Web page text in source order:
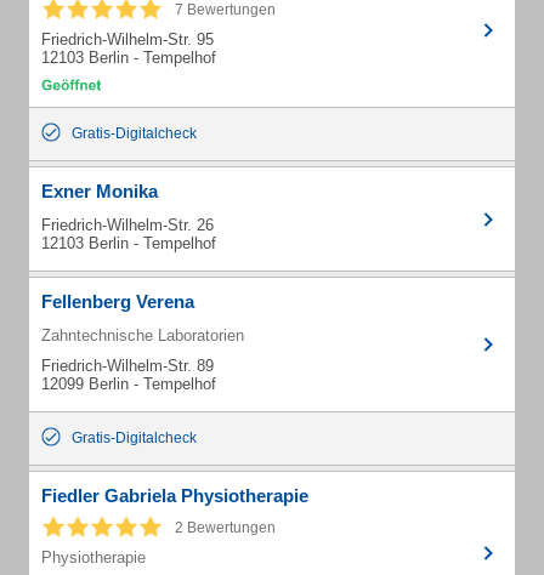
7 Bewertungen
Friedrich-Wilhelm-Str. 95
12103 Berlin - Tempelhof
Gratis-Digitalcheck
Exner Monika
Friedrich-Wilhelm-Str. 26
12103 Berlin - Tempelhof
Fellenberg Verena
Zahntechnische Laboratorien
Friedrich-Wilhelm-Str. 89
12099 Berlin - Tempelhof
Gratis-Digitalcheck
Fiedler Gabriela Physiotherapie
2 Bewertungen
Physiotherapie